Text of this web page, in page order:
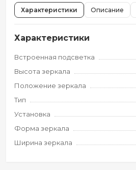
Характеристики Описание
Характеристики
Встроенная подсветка
Высота зеркала
Положение зеркала
Тип
Установка
Форма зеркала
Ширина зеркала